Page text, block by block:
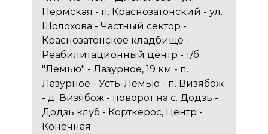
Пермская - п. Краснозатонский - ул.
Шолохова - Частный сектор -
Краснозатонское кладбище -
Реабилитационный центр - т/б
"Лемью" - Лазурное, 19 км - п.
Лазурное - Усть-Лемью - п. Визябож
- д. Визябож - поворот на с. Додзь -
Додзь клуб - Корткерос, Центр -
Конечная